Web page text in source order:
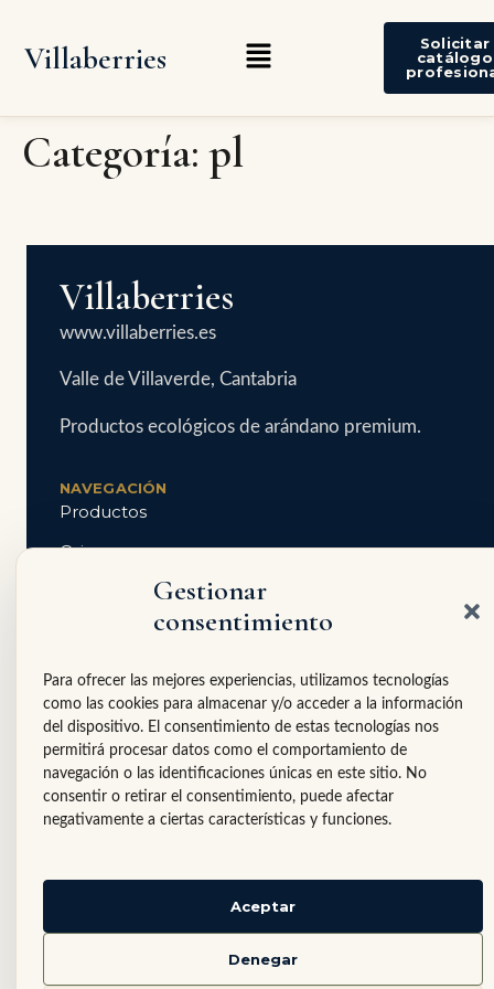
Gestionar
consentimiento
Para ofrecer las mejores experiencias, utilizamos tecnologías
como las cookies para almacenar y/o acceder a la información
del dispositivo. El consentimiento de estas tecnologías nos
permitirá procesar datos como el comportamiento de
navegación o las identificaciones únicas en este sitio. No
consentir o retirar el consentimiento, puede afectar
negativamente a ciertas características y funciones.
Aceptar
Denegar
Villaberries
Solicitar
catálogo
Categoría:pl
Villaberries
www.villaberries.es
Valle de Villaverde, Cantabria
Productos ecológicos de arándano premium.
NAVEGACIÓN
Productos
Origen
Tiendas gourmet
PARA TIENDAS GOURMET
Si tienes una tienda gourmet, restaurante, hotel
boutique o espacio delicatessen, puedes solicitar
información profesional sobre Villaberries.
Solicitar catálogo profesional
© Villaberries·Aviso legal·Política de privacidad·
Política de cookies